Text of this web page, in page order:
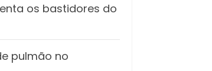
os bastidores do
pulmão no